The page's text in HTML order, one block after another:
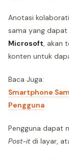
Anotasi
sama yang
Microsoft, akan
konten untuk
Baca Juga:
Smartphone
Pengguna
Pengguna dapat
Post-itdi layar,